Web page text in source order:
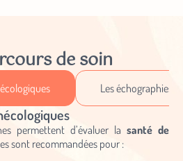
de soin
Les échographies
permettent d’évaluer la santé de
sont recommandées pour :